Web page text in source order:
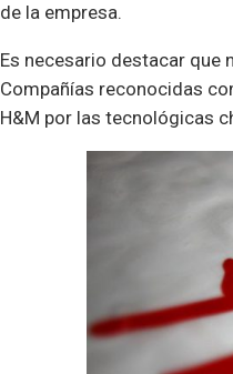
de la empresa.
Es necesario destacar que
Compañías reconocidas
H&M por las tecnológicas